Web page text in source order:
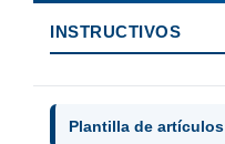
INSTRUCTIVOS
Plantilla de artículos